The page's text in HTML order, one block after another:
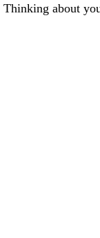
Thinking about